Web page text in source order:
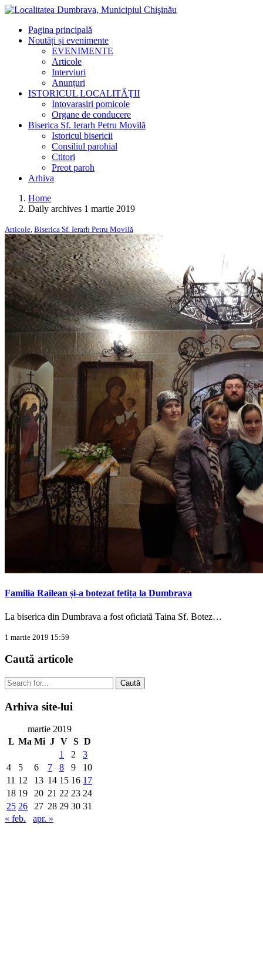
Pagina principală
Noutăți și evenimente
EVENIMENTE
Articole
Interviuri
Anunțuri
ISTORICUL LOCALITĂŢII
Intovarasiri pomicole
Organe de conducere
Biserica Sf. Ierarh Petru Movilă
Istoricul bisericii
Consiliul parohial
Ctitori
Preot paroh
Arhiva
Home
Daily archives 1 martie 2019
Articole, Biserica Sf. Ierarh Petru Movilă
Familia Railean și-a botezat fetița la Dumbrava
La biserica din Dumbrava a fost oficiată Taina Sf. Botez…
1 martie 2019 15:59
Caută articole
Caută
Arhiva site-lui
martie 2019
L Ma Mi J V S D
1
2
3
4
5 6 7 8 9
10
11 12 13 14 15 16 17
18 19 20 21 22 23 24
25 26 27 28 29 30 31
« feb.
apr. »